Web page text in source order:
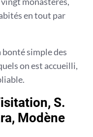
en tout par
bonté simple des
on est accueilli,
S.
Modène